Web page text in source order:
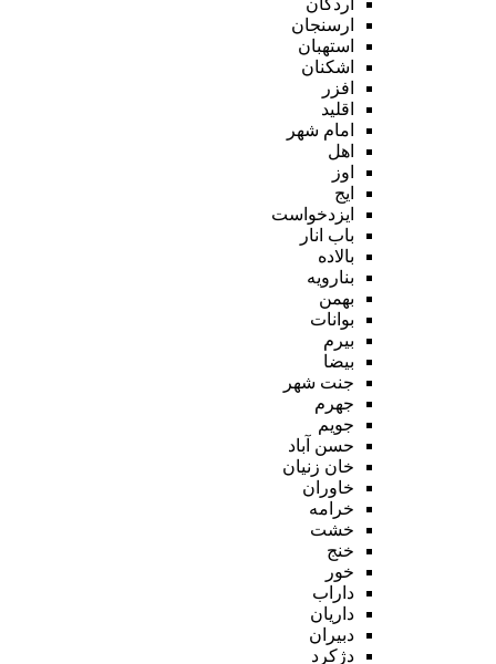
ارسنجان
استهبان
اشکنان
افزر
اقلید
امام شهر
اهل
اوز
ایج
ایزدخواست
باب انار
بالاده
بنارویه
بهمن
بوانات
بیرم
بیضا
جنت شهر
جهرم
جویم
حسن آباد
خان زنیان
خاوران
خرامه
خشت
خنج
خور
داراب
داریان
دبیران
دژکرد